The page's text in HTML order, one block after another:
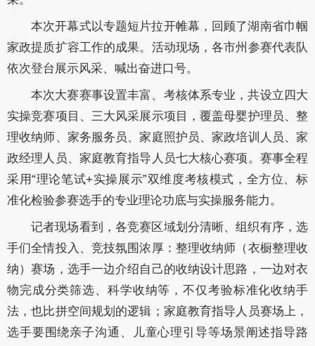
本次开幕式以专题短片拉开帷幕，回顾了湖南省巾帼
家政提质扩容工作的成果。活动现场，各市州参赛代表队
依次登台展示风采、喊出奋进口号。
本次大赛赛事设置丰富、考核体系专业，共设立四大
实操竞赛项目、三大风采展示项目，覆盖母婴护理员、整
理收纳师、家务服务员、家庭照护员、家政培训人员、家
政经理人员、家庭教育指导人员七大核心赛项。赛事全程
采用“理论笔试+实操展示”双维度考核模式，全方位、标
准化检验参赛选手的专业理论功底与实操服务能力。
记者现场看到，各竞赛区域划分清晰、组织有序，选
手们全情投入、竞技氛围浓厚：整理收纳师（衣橱整理收
纳）赛场，选手一边介绍自己的收纳设计思路，一边对衣
物完成分类筛选、科学收纳等，不仅考验标准化收纳手
法，也比拼空间规划的逻辑；家庭教育指导人员赛场上，
选手要围绕亲子沟通、儿童心理引导等场景阐述指导路